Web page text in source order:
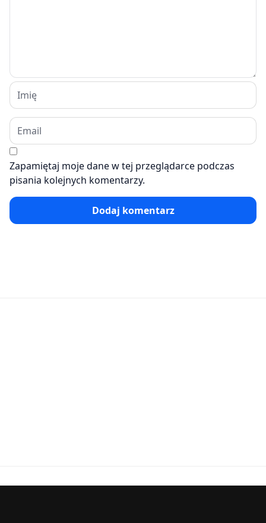
Zapamiętaj moje dane w tej przeglądarce podczas
pisania kolejnych komentarzy.
Dodaj komentarz